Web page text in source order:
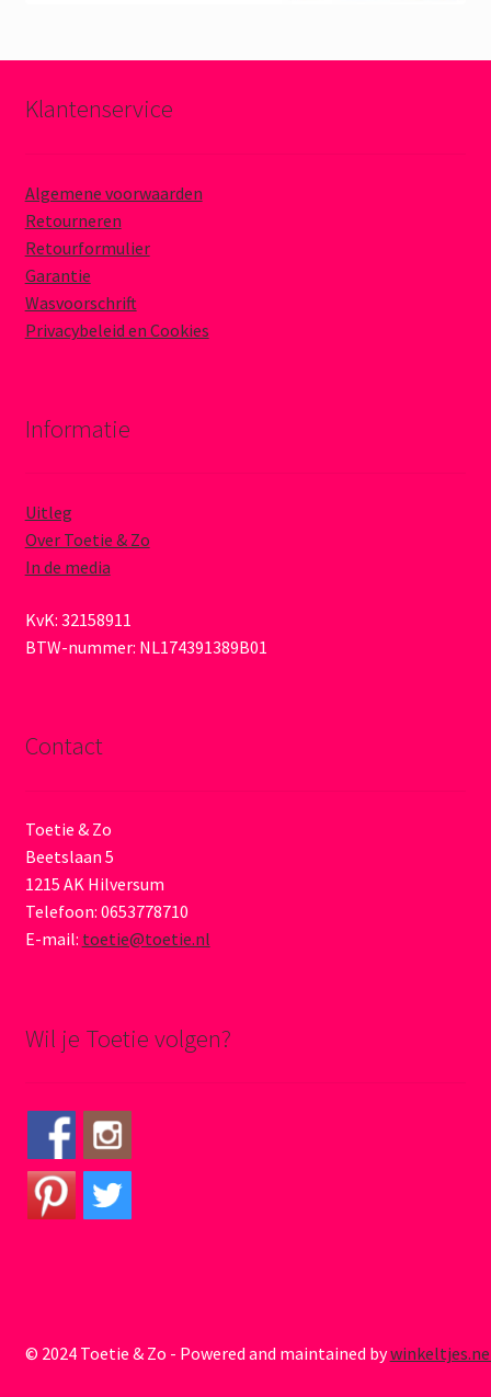
Klantenservice
Algemene voorwaarden
Retourneren
Retourformulier
Garantie
Wasvoorschrift
Privacybeleid en Cookies
Informatie
Uitleg
Over Toetie & Zo
In de media
KvK: 32158911
BTW-nummer: NL174391389B01
Contact
Toetie & Zo
Beetslaan 5
1215 AK Hilversum
Telefoon: 0653778710
E-mail: toetie@toetie.nl
Wil je Toetie volgen?
© 2024 Toetie & Zo - Powered and maintained by